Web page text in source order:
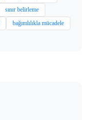
sınır belirleme
bağımlılıkla mücadele